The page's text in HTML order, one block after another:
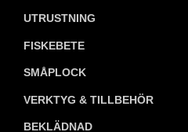
UTRUSTNING
FISKEBETE
SMÅPLOCK
VERKTYG & TILLBEHÖR
BEKLÄDNAD